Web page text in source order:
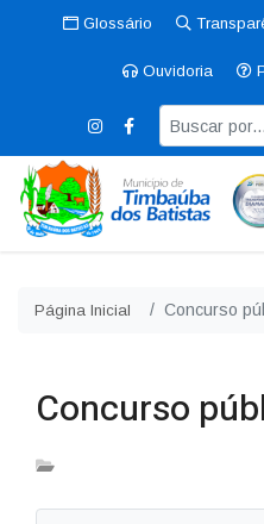
Glossário
Ouvidoria
Página Inicial Concurso
Concurso